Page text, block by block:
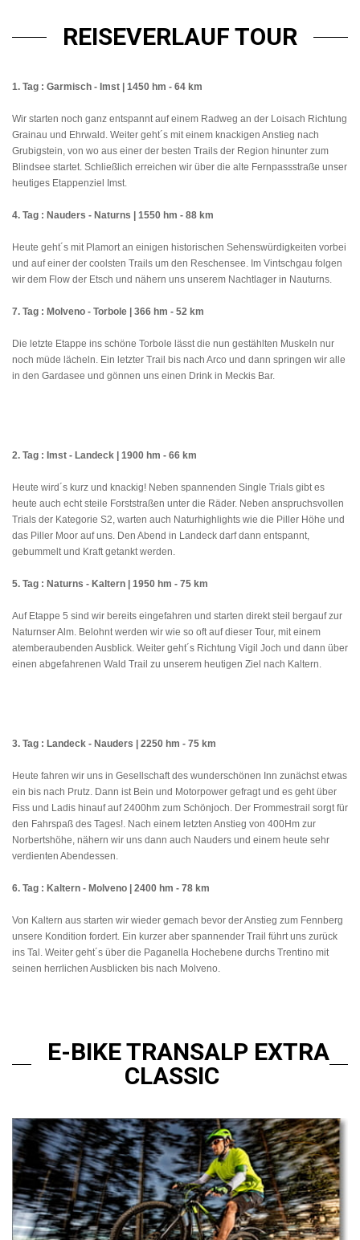
REISEVERLAUF TOUR
1. Tag : Garmisch - Imst | 1450 hm - 64 km
Wir starten noch ganz entspannt auf einem Radweg an der Loisach Richtung
Grainau und Ehrwald. Weiter geht´s mit einem knackigen Anstieg nach
Grubigstein, von wo aus einer der besten Trails der Region hinunter zum
Blindsee startet. Schließlich erreichen wir über die alte Fernpassstraße unser
heutiges Etappenziel Imst.
4. Tag : Nauders - Naturns | 1550 hm - 88 km
Heute geht´s mit Plamort an einigen historischen Sehenswürdigkeiten vorbei
und auf einer der coolsten Trails um den Reschensee. Im Vintschgau folgen
wir dem Flow der Etsch und nähern uns unserem Nachtlager in Nauturns.
7. Tag : Molveno - Torbole | 366 hm - 52 km
Die letzte Etappe ins schöne Torbole lässt die nun gestählten Muskeln nur
noch müde lächeln. Ein letzter Trail bis nach Arco und dann springen wir alle
in den Gardasee und gönnen uns einen Drink in Meckis Bar.
2. Tag : Imst - Landeck | 1900 hm - 66 km
Heute wird´s kurz und knackig! Neben spannenden Single Trials gibt es
heute auch echt steile Forststraßen unter die Räder. Neben anspruchsvollen
Trials der Kategorie S2, warten auch Naturhighlights wie die Piller Höhe und
das Piller Moor auf uns. Den Abend in Landeck darf dann entspannt,
gebummelt und Kraft getankt werden.
5. Tag : Naturns - Kaltern | 1950 hm - 75 km
Auf Etappe 5 sind wir bereits eingefahren und starten direkt steil bergauf zur
Naturnser Alm. Belohnt werden wir wie so oft auf dieser Tour, mit einem
atemberaubenden Ausblick. Weiter geht´s Richtung Vigil Joch und dann über
einen abgefahrenen Wald Trail zu unserem heutigen Ziel nach Kaltern.
3. Tag : Landeck - Nauders | 2250 hm - 75 km
Heute fahren wir uns in Gesellschaft des wunderschönen Inn zunächst etwas
ein bis nach Prutz. Dann ist Bein und Motorpower gefragt und es geht über
Fiss und Ladis hinauf auf 2400hm zum Schönjoch. Der Frommestrail sorgt für
den Fahrspaß des Tages!. Nach einem letzten Anstieg von 400Hm zur
Norbertshöhe, nähern wir uns dann auch Nauders und einem heute sehr
verdienten Abendessen.
6. Tag : Kaltern - Molveno | 2400 hm - 78 km
Von Kaltern aus starten wir wieder gemach bevor der Anstieg zum Fennberg
unsere Kondition fordert. Ein kurzer aber spannender Trail führt uns zurück
ins Tal. Weiter geht´s über die Paganella Hochebene durchs Trentino mit
seinen herrlichen Ausblicken bis nach Molveno.
E-BIKE TRANSALP EXTRA
CLASSIC